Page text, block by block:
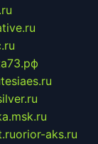
tesiaes.ru
orior-aks.ru